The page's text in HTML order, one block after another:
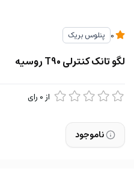
پنلوس بریک
لگو تانک کنترلی T90 روسیه
از 0 رای
ناموجود